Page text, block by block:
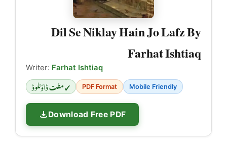
Dil Se Niklay Hain Jo Lafz By
Farhat Ishtiaq
Writer: Farhat Ishtiaq
✓ مفت ڈاؤنلوڈ PDF Format Mobile Friendly
Download Free PDF